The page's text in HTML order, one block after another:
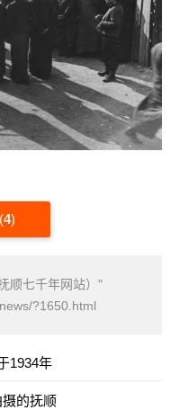
(4)
顺七千年网站）"
?1650.html
1934年
的抚顺